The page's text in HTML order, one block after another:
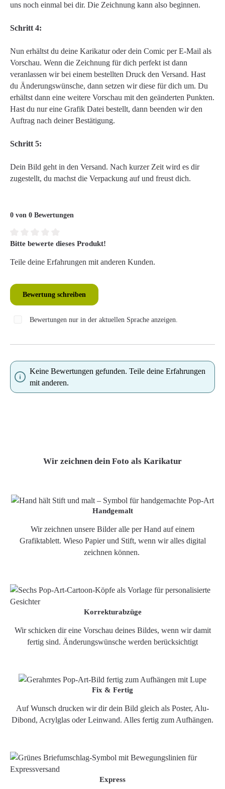
uns noch einmal bei dir. Die Zeichnung kann also beginnen.
Schritt 4:
Nun erhältst du deine Karikatur oder dein Comic per E-Mail als
Vorschau. Wenn die Zeichnung für dich perfekt ist dann
veranlassen wir bei einem bestellten Druck den Versand. Hast
du Änderungswünsche, dann setzen wir diese für dich um. Du
erhältst dann eine weitere Vorschau mit den geänderten Punkten.
Hast du nur eine Grafik Datei bestellt, dann beenden wir den
Auftrag nach deiner Bestätigung.
Schritt 5:
Dein Bild geht in den Versand. Nach kurzer Zeit wird es dir
zugestellt, du machst die Verpackung auf und freust dich.
0 von 0 Bewertungen
Durchschnittliche Bewertung von 0 von 5 Sternen
Bitte bewerte dieses Produkt!
Teile deine Erfahrungen mit anderen Kunden.
Bewertung schreiben
Bewertungen nur in der aktuellen Sprache anzeigen.
Keine Bewertungen gefunden. Teile deine Erfahrungen
mit anderen.
Wir zeichnen dein Foto als Karikatur
Handgemalt
Wir zeichnen unsere Bilder alle per Hand auf einem
Grafiktablett. Wieso Papier und Stift, wenn wir alles digital
zeichnen können.
Korrekturabzüge
Wir schicken dir eine Vorschau deines Bildes, wenn wir damit
fertig sind. Änderungswünsche werden berücksichtigt
Fix & Fertig
Auf Wunsch drucken wir dir dein Bild gleich als Poster, Alu-
Dibond, Acrylglas oder Leinwand. Alles fertig zum Aufhängen.
Express